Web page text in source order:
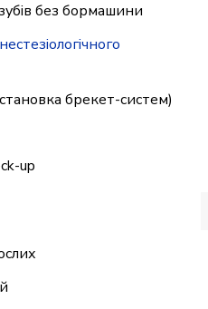
без бормашини
брекет-систем)
up